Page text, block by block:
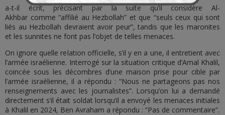
a-t-il écrit, précisant par la suite qu’il considère Al-
Akhbar comme “affilié au Hezbollah” et que “seuls ceux qui sont
liés au Hezbollah devraient avoir peur”, tandis que les maronites
et les sunnites ne font pas l’objet de telles menaces.
On ignore quelle relation officielle, s’il y en a une, il entretient avec
l’armée israélienne. Interrogé sur la situation critique d’Amal Khalil,
coincée sous les décombres d’une maison prise pour cible par
l’armée israélienne, il a répondu : “Nous ne partageons pas nos
renseignements avec les journalistes”. Lorsqu’on lui a demandé
directement s’il était soldat lorsqu’il a envoyé les menaces initiales
à Khalil en 2024, Ben Avraham a répondu : “Pas de commentaire”.